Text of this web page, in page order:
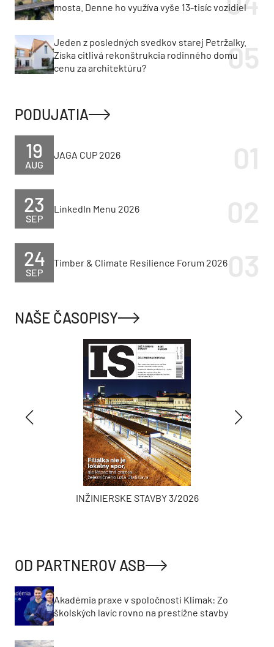
mosta. Denne ho využíva vyše 13-tisíc vozidiel
Jeden z posledných svedkov starej Petržalky.
Získa citlivá rekonštrukcia rodinného domu
cenu za architektúru?
PODUJATIA
AUG
19 JAGA CUP 2026
SEP
23 LinkedIn Menu 2026
SEP
24 Timber & Climate Resilience Forum 2026
NAŠE ČASOPISY
INŽINIERSKE STAVBY 3/2026
OD PARTNEROV ASB
Akadémia praxe v spoločnosti Klimak: Zo
školských lavíc rovno na prestížne stavby